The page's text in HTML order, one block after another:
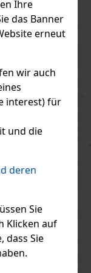
Ihre
das Banner
erneut
wir auch
interest) für
und die
deren
Sie
Klicken auf
dass Sie
1.49 €
Bestellen